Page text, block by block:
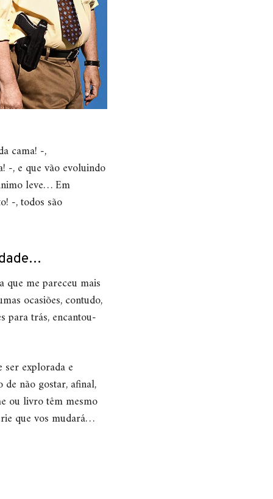
cama! -,
-, e que vão evoluindo
leve… Em
-, todos são
me pareceu mais
ocasiões, contudo,
para trás, encantou-
ser explorada e
não gostar, afinal,
ou livro têm mesmo
que vos mudará…